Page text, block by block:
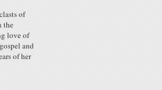
of
the
love of
and
of her